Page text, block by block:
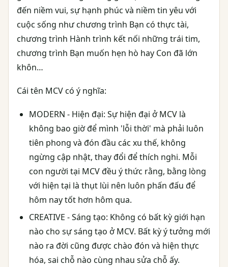
đến niềm vui, sự hạnh phúc và niềm tin yêu với
cuộc sống như chương trình Bạn có thực tài,
chương trình Hành trình kết nối những trái tim,
chương trình Bạn muốn hẹn hò hay Con đã lớn
khôn…
Cái tên MCV có ý nghĩa:
MODERN - Hiện đại: Sự hiện đại ở MCV là
không bao giờ để mình 'lỗi thời' mà phải luôn
tiên phong và đón đầu các xu thế, không
ngừng cập nhật, thay đổi để thích nghi. Mỗi
con người tại MCV đều ý thức rằng, bằng lòng
với hiện tại là thụt lùi nên luôn phấn đấu để
hôm nay tốt hơn hôm qua.
CREATIVE - Sáng tạo: Không có bất kỳ giới hạn
nào cho sự sáng tạo ở MCV. Bất kỳ ý tưởng mới
nào ra đời cũng được chào đón và hiện thực
hóa, sai chỗ nào cùng nhau sửa chỗ ấy.